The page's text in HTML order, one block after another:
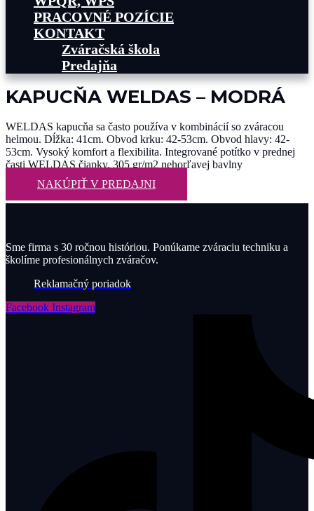
PRACOVNÉ POZÍCIE
KONTAKT
Zváračská škola
Predajňa
KAPUCŇA WELDAS – MODRÁ
WELDAS kapucňa sa často používa v kombinácií so zváracou
helmou. Dĺžka: 41cm. Obvod krku: 42-53cm. Obvod hlavy: 42-
53cm. Vysoký komfort a flexibilita. Integrované potítko v prednej
časti WELDAS čiapky. 305 gr/m2 nehorľavej bavlny
NAKÚPIŤ V PREDAJNI
Sme firma s 30 ročnou históriou. Ponúkame zváraciu techniku a
školíme profesionálnych zváračov.
Reklamačný poriadok
Facebook Instagram